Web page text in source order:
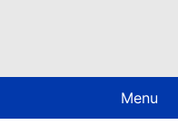
Menu